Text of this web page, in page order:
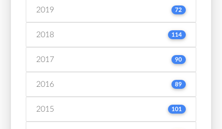
2019 72
2018 114
2017 90
2016 89
2015 101